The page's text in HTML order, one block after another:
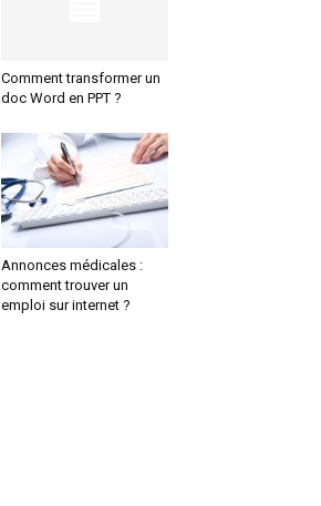
Comment transformer un
doc Word en PPT ?
Annonces médicales :
comment trouver un
emploi sur internet ?